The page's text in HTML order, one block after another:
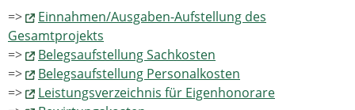
=>
Einnahmen/Ausgaben-Aufstellung des
Gesamtprojekts
=>
Belegsaufstellung Sachkosten
=>
Belegsaufstellung Personalkosten
=>
Leistungsverzeichnis für Eigenhonorare